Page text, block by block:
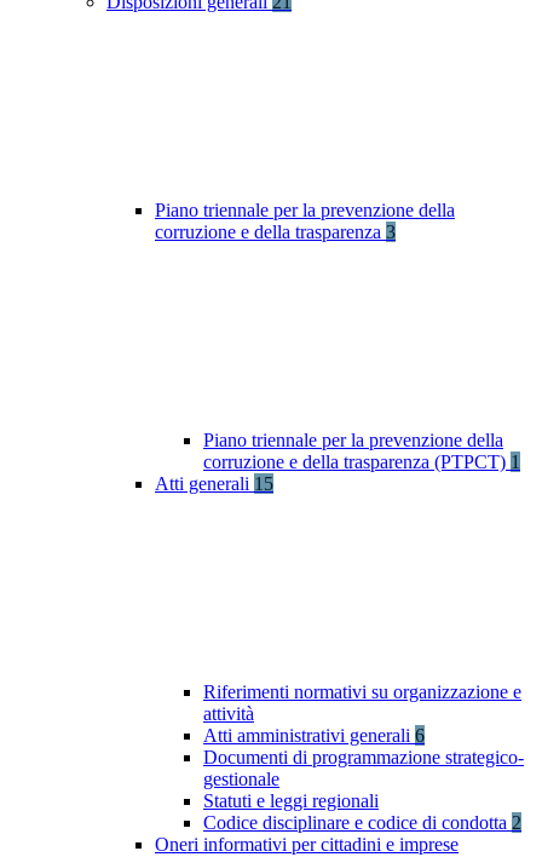
Piano triennale per la prevenzione della
corruzione e della trasparenza 3
Piano triennale per la prevenzione della
corruzione e della trasparenza (PTPCT) 1
Atti generali 15
Riferimenti normativi su organizzazione e
attività
Atti amministrativi generali 6
Documenti di programmazione strategico-
gestionale
Statuti e leggi regionali
Codice disciplinare e codice di condotta 2
Oneri informativi per cittadini e imprese